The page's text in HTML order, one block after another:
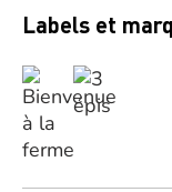
Labels et